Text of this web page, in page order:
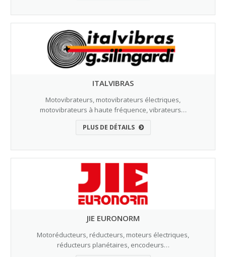
ITALVIBRAS
Motovibrateurs, motovibrateurs électriques,
motovibrateurs à haute fréquence, vibrateurs…
PLUS DE DÉTAILS
JIE EURONORM
Motoréducteurs, réducteurs, moteurs électriques,
réducteurs planétaires, encodeurs…